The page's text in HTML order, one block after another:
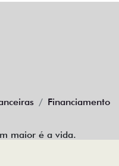
Financiamento
maior é a vida.